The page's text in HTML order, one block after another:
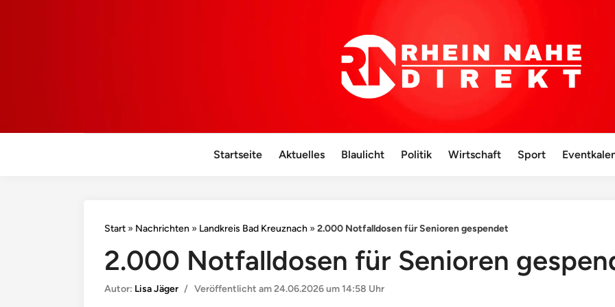
Startseite Aktuelles Blaulicht Politik Wirtschaft Sport
Start » Nachrichten » Landkreis Bad Kreuznach »2.000 Notfalldosen für Senioren gespendet
2.000 Notfalldosen für Senioren
Autor: Lisa Jäger / Veröffentlicht am24.06.2026 um 14:58 Uhr